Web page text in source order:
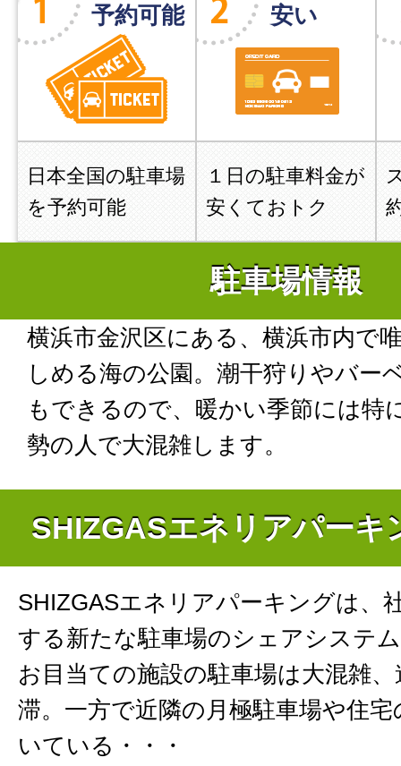
予約可能
日本全国の駐車場
を予約可能
安い
１日の駐車料金が
安くておトク
駐車場情報
横浜市金沢区にある、横浜市内で
しめる海の公園。潮干狩りやバー
もできるので、暖かい季節には特
勢の人で大混雑します。
SHIZGASエネリアパーキ
SHIZGASエネリアパーキングは、
する新たな駐車場のシェアシステ
お目当ての施設の駐車場は大混雑
滞。一方で近隣の月極駐車場や住
いている・・・